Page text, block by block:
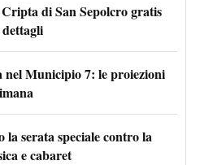
di San Sepolcro gratis
Municipio 7: le proiezioni
serata speciale contro la
e cabaret